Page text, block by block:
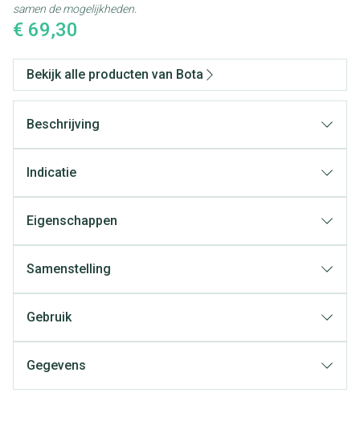
€ 69,30
samen de mogelijkheden.
Bekijk alle producten van Bota
Beschrijving
Indicatie
Eigenschappen
Samenstelling
Gebruik
Gegevens